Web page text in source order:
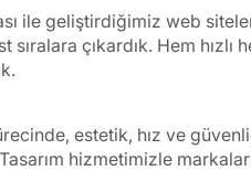
ile geliştirdiğimiz web
çıkardık. Hem hızlı
estetik, hız ve
hizmetimizle